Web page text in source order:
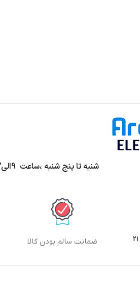
شنبه تا پنج شنبه ،ساعت 9الی13 و 17 الی 20 پاسخگوی شما هستیم
ضمانت سالم بودن کالا